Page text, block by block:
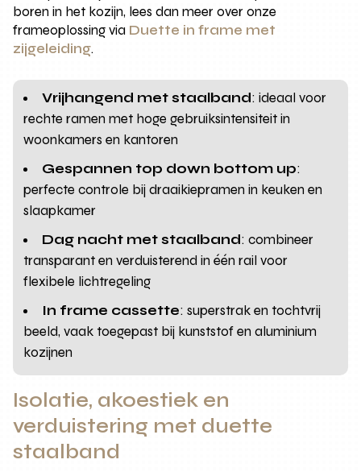
boren in het kozijn, lees dan meer over onze
frameoplossing via Duette in frame met
zijgeleiding.
Vrijhangend met staalband: ideaal voor
rechte ramen met hoge gebruiksintensiteit in
woonkamers en kantoren
Gespannen top down bottom up:
perfecte controle bij draaikiepramen in keuken en
slaapkamer
Dag nacht met staalband: combineer
transparant en verduisterend in één rail voor
flexibele lichtregeling
In frame cassette: superstrak en tochtvrij
beeld, vaak toegepast bij kunststof en aluminium
kozijnen
Isolatie, akoestiek en
verduistering met duette
staalband